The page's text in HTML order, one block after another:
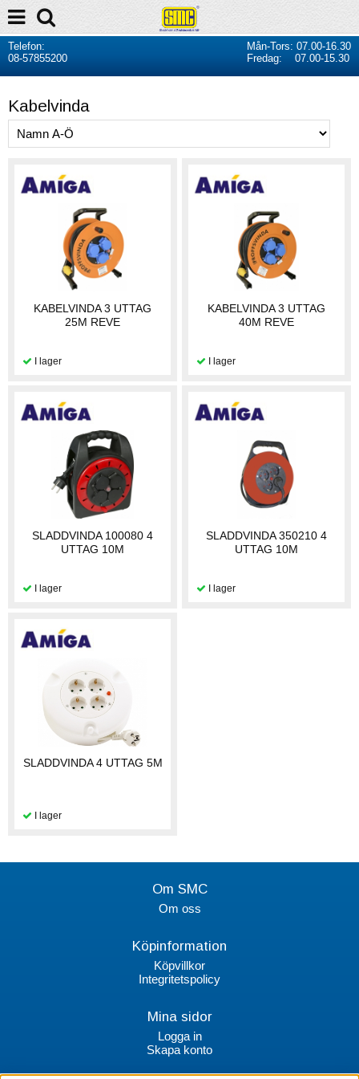
Telefon:
08-57855200
Mån-Tors: 07.00-16.30
Fredag: 07.00-15.30
Kabelvinda
KABELVINDA 3 UTTAG
25M REVE
KABELVINDA 3 UTTAG
40M REVE
SLADDVINDA 100080 4
UTTAG 10M
SLADDVINDA 350210 4
UTTAG 10M
SLADDVINDA 4 UTTAG 5M
Om SMC
Om oss
Köpinformation
Köpvillkor
Integritetspolicy
Mina sidor
Logga in
Skapa konto